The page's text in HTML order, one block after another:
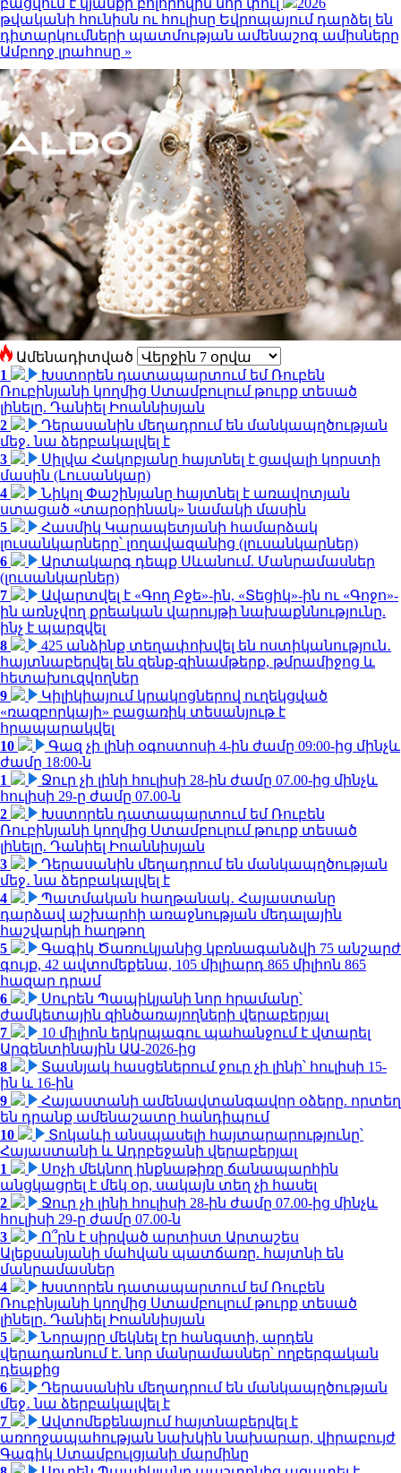
թվականի հունիսն ու հուլիսը Եվրոպայում դարձել են
դիտարկումների պատմության ամենաշոգ ամիսները
Ամբողջ լրահոսը »
Ամենադիտված
1
Խստորեն դատապարտում եմ Ռուբեն
Ռուբինյանի կողմից Ստամբուլում թուրք տեսած
լինելը. Դանիել Իոաննիսյան
2
Դերասանին մեղադրում են մանկապղծության
մեջ․ նա ձերբակալվել է
3
Սիլվա Հակոբյանը հայտնել է ցավալի կորստի
մասին (Լուսանկար)
4
Նիկոլ Փաշինյանը հայտնել է առավոտյան
ստացած «տարօրինակ» նամակի մասին
5
Հասմիկ Կարապետյանի համարձակ
լուսանկարները՝ լողավազանից (լուսանկարներ)
6
Արտակարգ դեպք Սևանում. Մանրամասներ
(լուսանկարներ)
7
Ավարտվել է «Գող Բջե»-ին, «Տեցիկ»-ին ու «Գոջո»-
ին առնչվող քրեական վարույթի նախաքննությունը.
ինչ է պարզվել
8
425 անձինք տեղափոխվել են ոստիկանություն․
հայտնաբերվել են զենք-զինամթերք, թմրամիջոց և
հետախուզվողներ
9
Կիլիկիայում կրակոցներով ուղեկցված
«ռազբորկայի» բացառիկ տեսանյութ է
հրապարակվել
10
Գազ չի լինի օգոստոսի 4-ին ժամը 09:00-ից մինչև
ժամը 18:00-ն
1
Ջուր չի լինի հուլիսի 28-ին ժամը 07.00-ից մինչև
հուլիսի 29-ը ժամը 07.00-ն
2
Խստորեն դատապարտում եմ Ռուբեն
Ռուբինյանի կողմից Ստամբուլում թուրք տեսած
լինելը. Դանիել Իոաննիսյան
3
Դերասանին մեղադրում են մանկապղծության
մեջ․ նա ձերբակալվել է
4
Պատմական հաղթանակ․ Հայաստանը
դարձավ աշխարհի առաջնության մեդալային
հաշվարկի հաղթող
5
Գագիկ Ծառուկյանից կբռնագանձվի 75 անշարժ
գույք, 42 ավտոմեքենա, 105 միլիարդ 865 միլիոն 865
հազար դրամ
6
Սուրեն Պապիկյանի նոր հրամանը՝
ժամկետային զինծառայողների վերաբերյալ
7
10 միլիոն երկրպագու պահանջում է վտարել
Արգենտինային ԱԱ-2026-ից
8
Տասնյակ հասցեներում ջուր չի լինի՝ հուլիսի 15-
ին և 16-ին
9
Հայաստանի ամենավտանգավոր օձերը. որտեղ
են դրանք ամենաշատը հանդիպում
10
Տոկաևի անսպասելի հայտարարությունը՝
Հայաստանի և Ադրբեջանի վերաբերյալ
1
Սոչի մեկնող ինքնաթիռը ճանապարհին
անցկացրել է մեկ օր, սակայն տեղ չի հասել
2
Ջուր չի լինի հուլիսի 28-ին ժամը 07.00-ից մինչև
հուլիսի 29-ը ժամը 07.00-ն
3
Ո՞րն է սիրված արտիստ Արտաշես
Ալեքսանյանի մահվան պատճառը. հայտնի են
մանրամասներ
4
Խստորեն դատապարտում եմ Ռուբեն
Ռուբինյանի կողմից Ստամբուլում թուրք տեսած
լինելը. Դանիել Իոաննիսյան
5
Նորայրը մեկնել էր հանգստի, արդեն
վերադառնում է. նոր մանրամասներ՝ ողբերգական
դեպքից
6
Դերասանին մեղադրում են մանկապղծության
մեջ․ նա ձերբակալվել է
7
Ավտոմեքենայում հայտնաբերվել է
առողջապահության նախկին նախարար, վիրաբույժ
Գագիկ Ստամբուլցյանի մարմինը